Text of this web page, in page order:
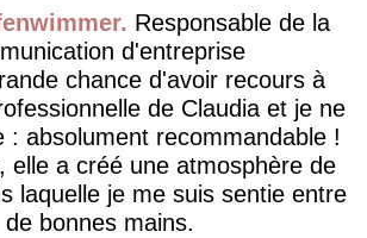
Responsable de la
d'entreprise
chance d'avoir recours à
de Claudia et je ne
: absolument recommandable !
elle a créé une atmosphère de
laquelle je me suis sentie entre
de bonnes mains.